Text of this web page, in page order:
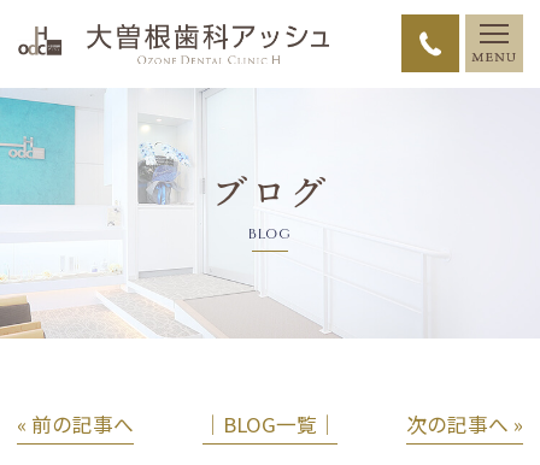
ブログ
BLOG
« 前の記事へ │BLOG一覧│ 次の記事へ »